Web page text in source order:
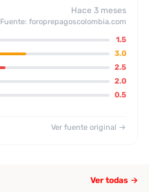
Hace 3 meses
Fuente: foroprepagoscolombia.com
1.5
3.0
2.5
2.0
0.5
Ver fuente original →
Ver todas →